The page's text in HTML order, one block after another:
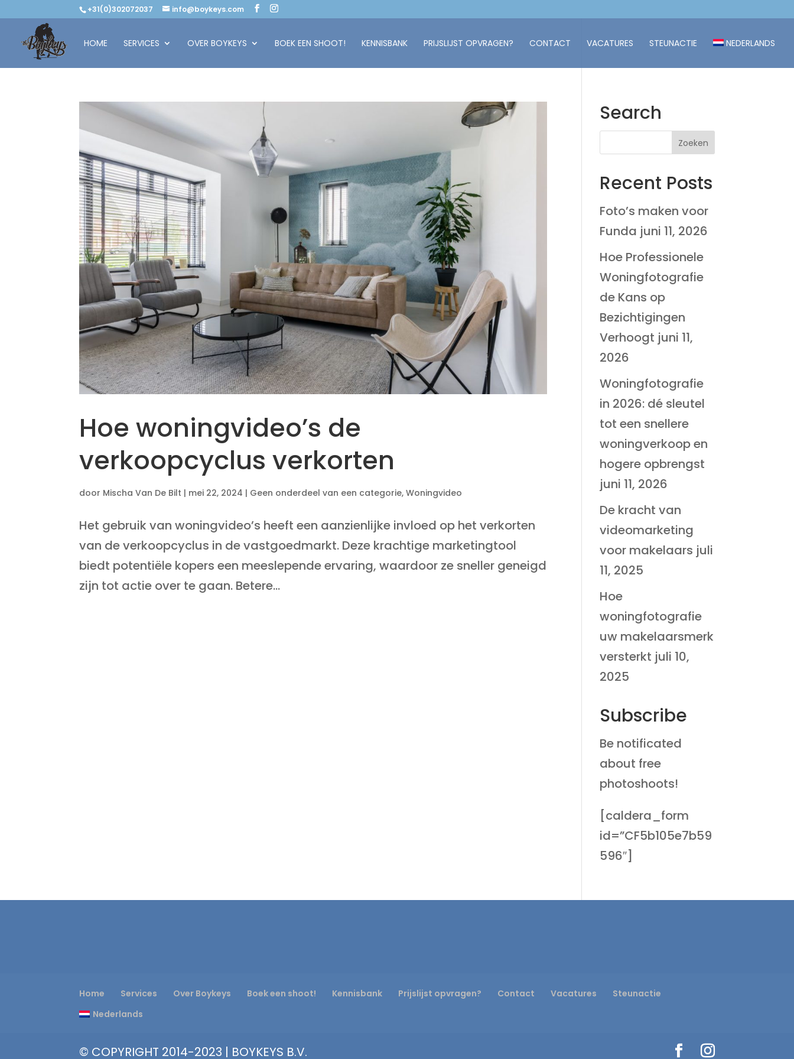
+31(0)302072037 info@boykeys.com
HOME SERVICES OVER BOYKEYS BOEK EEN SHOOT! KENNISBANK PRIJSLIJST OPVRAGEN? CONTACT VACATURES STEUNACTIE NEDERLANDS
Hoe woningvideo’s de
verkoopcyclus verkorten
door Mischa Van De Bilt | mei 22, 2024 | Geen onderdeel van een categorie,Woningvideo
Het gebruik van woningvideo’s heeft een aanzienlijke invloed op het verkorten
van de verkoopcyclus in de vastgoedmarkt. Deze krachtige marketingtool
biedt potentiële kopers een meeslepende ervaring, waardoor ze sneller geneigd
zijn tot actie over te gaan. Betere...
Search
Recent Posts
Foto’s maken voor
Funda juni 11, 2026
Hoe Professionele
Woningfotografie
de Kans op
Bezichtigingen
Verhoogt juni 11,
2026
Woningfotografie
in 2026: dé sleutel
tot een snellere
woningverkoop en
hogere opbrengst
juni 11, 2026
De kracht van
videomarketing
voor makelaars juli
11, 2025
Hoe
woningfotografie
uw makelaarsmerk
versterkt juli 10,
2025
Subscribe
Be notificated
about free
photoshoots!
[caldera_form
id=”CF5b105e7b59
596″]
Home Services Over Boykeys Boek een shoot! Kennisbank Prijslijst opvragen? Contact Vacatures
Steunactie
Nederlands
© COPYRIGHT 2014-2023 | BOYKEYS B.V.